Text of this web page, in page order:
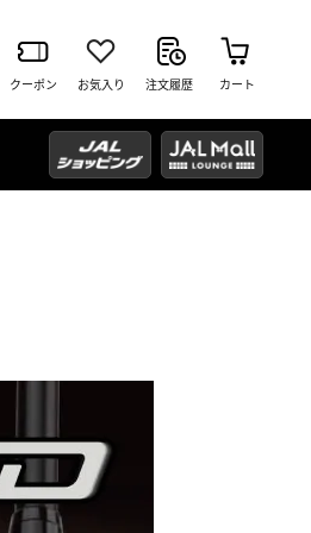
クーポン お気入り 注文履歴 カート